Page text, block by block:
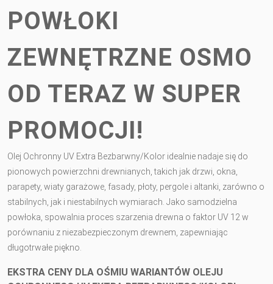
POWŁOKI
ZEWNĘTRZNE OSMO
OD TERAZ W SUPER
PROMOCJI!
Olej Ochronny UV Extra Bezbarwny/Kolor idealnie nadaje się do
pionowych powierzchni drewnianych, takich jak drzwi, okna,
parapety, wiaty garażowe, fasady, płoty, pergole i altanki, zarówno o
stabilnych, jak i niestabilnych wymiarach. Jako samodzielna
powłoka, spowalnia proces szarzenia drewna o faktor UV 12 w
porównaniu z niezabezpieczonym drewnem, zapewniając
długotrwałe piękno.
EKSTRA CENY DLA OŚMIU WARIANTÓW OLEJU